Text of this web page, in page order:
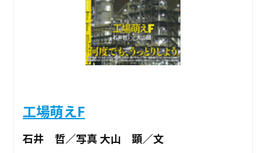
工場萌えF
石井 哲／写真 大山 顕／文